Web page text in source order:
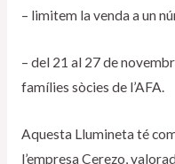
– limitem la venda a un
– del 21 al 27 de
famílies sòcies de l’AFA.
Aquesta Llumineta té
l’empresa Cerezo,